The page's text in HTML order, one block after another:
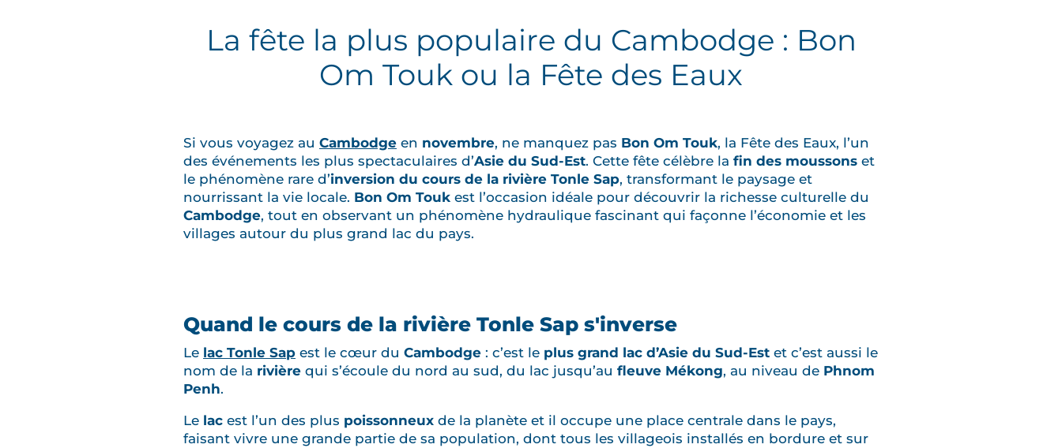
La fête la plus populaire du Cambodge : Bon
Om Touk ou la Fête des Eaux
Si vous voyagez au Cambodge en novembre, ne manquez pas Bon Om Touk, la Fête des Eaux, l’un
des événements les plus spectaculaires d’Asie du Sud-Est. Cette fête célèbre la fin des moussons et
le phénomène rare d’inversion du cours de la rivière Tonle Sap, transformant le paysage et
nourrissant la vie locale. Bon Om Touk est l’occasion idéale pour découvrir la richesse culturelle du
Cambodge, tout en observant un phénomène hydraulique fascinant qui façonne l’économie et les
villages autour du plus grand lac du pays.
Quand le cours de la rivière Tonle Sap s'inverse
Le lac Tonle Sap est le cœur du Cambodge : c’est le plus grand lac d’Asie du Sud-Est et c’est aussi le
nom de la rivière qui s’écoule du nord au sud, du lac jusqu’au fleuve Mékong, au niveau de Phnom
Penh.
Le lac est l’un des plus poissonneux de la planète et il occupe une place centrale dans le pays,
faisant vivre une grande partie de sa population, dont tous les villageois installés en bordure et sur